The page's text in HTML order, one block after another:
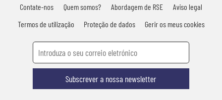
Contate-nos Quem somos? Abordagem de RSE
Aviso legal
Termos de utilização
Proteção de dados Gerir os meus cookies
Subscrever a nossa newsletter